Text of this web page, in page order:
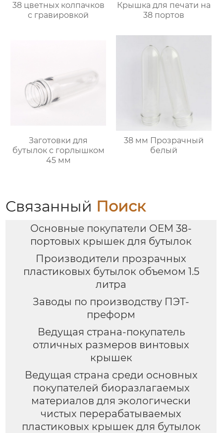
38 цветных колпачков
с гравировкой
Крышка для печати на
38 портов
Заготовки для
бутылок с горлышком
45 мм
38 мм Прозрачный
белый
Связанный Поиск
Основные покупатели OEM 38-
портовых крышек для бутылок
Производители прозрачных
пластиковых бутылок объемом 1.5
литра
Заводы по производству ПЭТ-
преформ
Ведущая страна-покупатель
отличных размеров винтовых
крышек
Ведущая страна среди основных
покупателей биоразлагаемых
материалов для экологически
чистых перерабатываемых
пластиковых крышек для бутылок